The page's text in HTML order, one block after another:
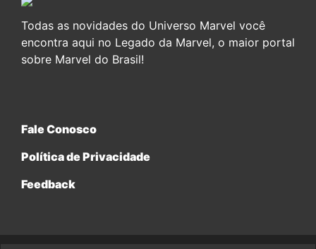
Todas as novidades do Universo Marvel você
encontra aqui no Legado da Marvel, o maior portal
sobre Marvel do Brasil!
Fale Conosco
Política de Privacidade
Feedback